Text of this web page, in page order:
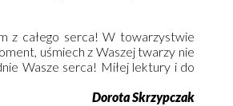
z całego serca! W towarzystwie
uśmiech z Waszej twarzy nie
Wasze serca! Miłej lektury i do
Dorota Skrzypczak